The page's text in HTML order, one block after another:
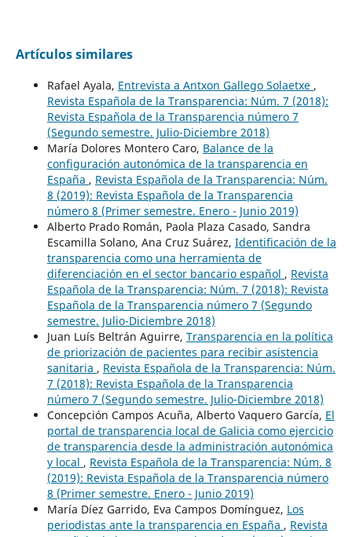
Artículos similares
Rafael Ayala, Entrevista a Antxon Gallego Solaetxe ,
Revista Española de la Transparencia: Núm. 7 (2018):
Revista Española de la Transparencia número 7
(Segundo semestre. Julio-Diciembre 2018)
María Dolores Montero Caro, Balance de la
configuración autonómica de la transparencia en
España , Revista Española de la Transparencia: Núm.
8 (2019): Revista Española de la Transparencia
número 8 (Primer semestre. Enero - Junio 2019)
Alberto Prado Román, Paola Plaza Casado, Sandra
Escamilla Solano, Ana Cruz Suárez, Identificación de la
transparencia como una herramienta de
diferenciación en el sector bancario español , Revista
Española de la Transparencia: Núm. 7 (2018): Revista
Española de la Transparencia número 7 (Segundo
semestre. Julio-Diciembre 2018)
Juan Luís Beltrán Aguirre, Transparencia en la política
de priorización de pacientes para recibir asistencia
sanitaria , Revista Española de la Transparencia: Núm.
7 (2018): Revista Española de la Transparencia
número 7 (Segundo semestre. Julio-Diciembre 2018)
Concepción Campos Acuña, Alberto Vaquero García, El
portal de transparencia local de Galicia como ejercicio
de transparencia desde la administración autonómica
y local , Revista Española de la Transparencia: Núm. 8
(2019): Revista Española de la Transparencia número
8 (Primer semestre. Enero - Junio 2019)
María Díez Garrido, Eva Campos Domínguez, Los
periodistas ante la transparencia en España , Revista